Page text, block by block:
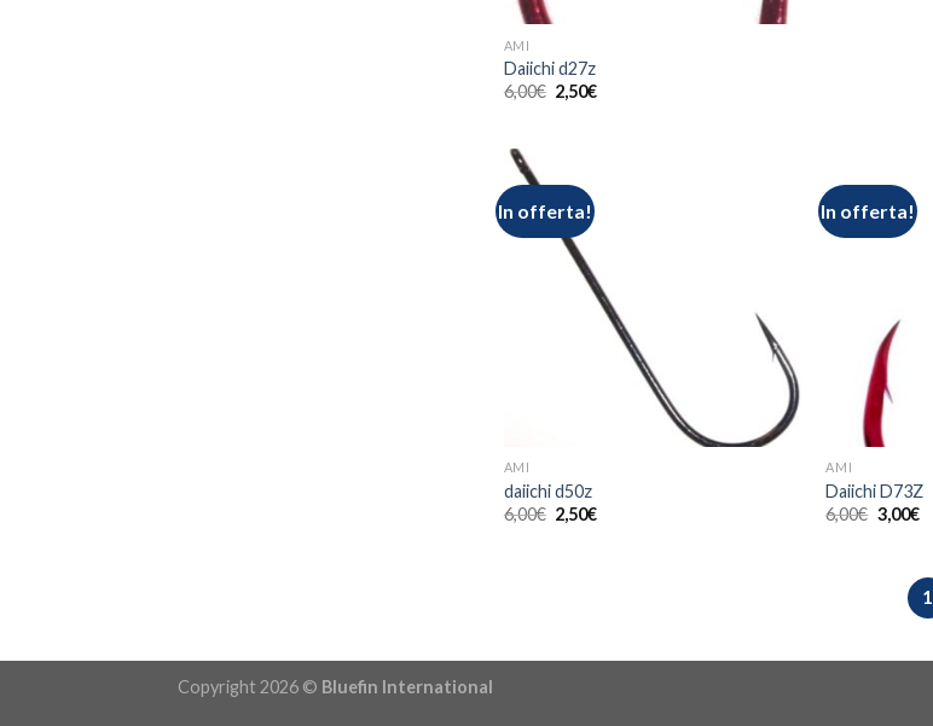
AMI
Daiichi d27z
6,00€ 2,50€
In offerta!
AMI
daiichi d50z
6,00€ 2,50€
In offerta!
AMI
Daiichi D73Z
6,00€ 3,00€
1
Copyright 2026 © Bluefin International